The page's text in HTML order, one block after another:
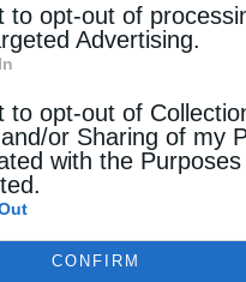
to opt-out of
Advertising.
to opt-out of
or Sharing of my
with the
CONFIRM
θεολογικό λόγο
η αληθινή
στη σημασία των
οι Άγιοι
τόπου ή ενός